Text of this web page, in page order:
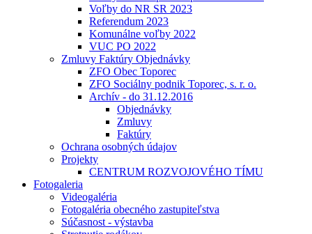
Voľby do NR SR 2023
Referendum 2023
Komunálne voľby 2022
VUC PO 2022
Zmluvy Faktúry Objednávky
ZFO Obec Toporec
ZFO Sociálny podnik Toporec, s. r. o.
Archív - do 31.12.2016
Objednávky
Zmluvy
Faktúry
Ochrana osobných údajov
Projekty
CENTRUM ROZVOJOVÉHO TÍMU
Fotogaleria
Videogaléria
Fotogaléria obecného zastupiteľstva
Súčasnost - výstavba